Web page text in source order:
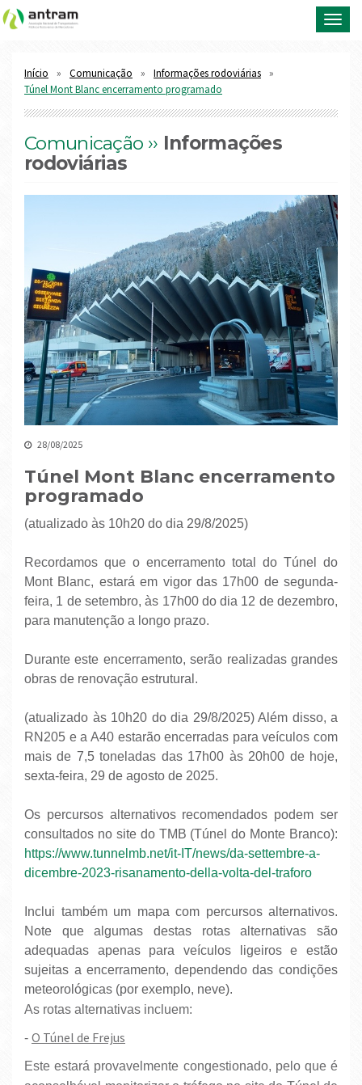
Início Comunicação
Informações rodoviárias
Túnel Mont Blanc encerramento programado
Comunicação ›› Informações
rodoviárias
28/08/2025
Túnel Mont Blanc encerramento
programado
(atualizado às 10h20 do dia 29/8/2025)
Recordamos que o encerramento total do Túnel do
Mont Blanc, estará em vigor das 17h00 de segunda-
feira, 1 de setembro, às 17h00 do dia 12 de dezembro,
para manutenção a longo prazo.
Durante este encerramento, serão realizadas grandes
obras de renovação estrutural.
(atualizado às 10h20 do dia 29/8/2025) Além disso, a
RN205 e a A40 estarão encerradas para veículos com
mais de 7,5 toneladas das 17h00 às 20h00 de hoje,
sexta-feira, 29 de agosto de 2025.
Os percursos alternativos recomendados podem ser
consultados no site do TMB (Túnel do Monte Branco):
https://www.tunnelmb.net/it-IT/news/da-settembre-a-
dicembre-2023-risanamento-della-volta-del-traforo
Inclui também um mapa com percursos alternativos.
Note que algumas destas rotas alternativas são
adequadas apenas para veículos ligeiros e estão
sujeitas a encerramento, dependendo das condições
meteorológicas (por exemplo, neve).
As rotas alternativas incluem:
O Túnel de Frejus
Este estará provavelmente congestionado, pelo que é